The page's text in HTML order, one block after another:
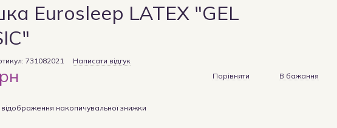
Eurosleep LATEX "GEL
731082021 Написати відгук
Порівняти В бажання
накопичувальної знижки